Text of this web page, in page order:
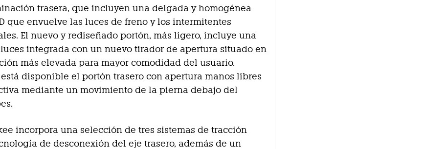
trasera, que incluyen una delgada y homogénea
que envuelve las luces de freno y los intermitentes
El nuevo y rediseñado portón, más ligero, incluye una
integrada con un nuevo tirador de apertura situado en
más elevada para mayor comodidad del usuario.
está disponible el portón trasero con apertura manos libres
mediante un movimiento de la pierna debajo del
incorpora una selección de tres sistemas de tracción
de desconexión del eje trasero, además de un